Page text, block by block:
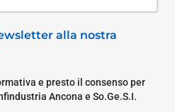
alla nostra
e presto il consenso per
Ancona e So.Ge.S.I.